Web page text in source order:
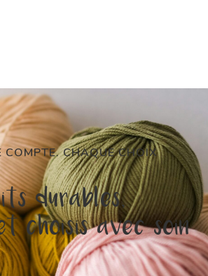
COMPTE. CHAQUE CHOIX
durables,
choisis avec soin